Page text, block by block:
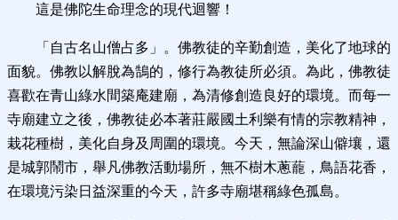
這是佛陀生命理念的現代迴響！
「自古名山僧占多」。佛教徒的辛勤創造，美化了地球的
面貌。佛教以解脫為鵠的，修行為教徒所必須。為此，佛教徒
喜歡在青山綠水間築庵建廟，為清修創造良好的環境。而每一
寺廟建立之後，佛教徒必本著莊嚴國土利樂有情的宗教精神，
栽花種樹，美化自身及周圍的環境。今天，無論深山僻壤，還
是城郭鬧市，舉凡佛教活動場所，無不樹木蔥蘢，鳥語花香，
在環境污染日益深重的今天，許多寺廟堪稱綠色孤島。